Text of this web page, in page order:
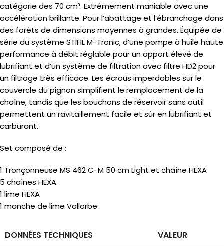
catégorie des 70 cm³. Extrêmement maniable avec une
accélération brillante. Pour l’abattage et l’ébranchage dans
des forêts de dimensions moyennes à grandes. Équipée de
série du système STIHL M-Tronic, d’une pompe à huile haute
performance à débit réglable pour un apport élevé de
lubrifiant et d’un système de filtration avec filtre HD2 pour
un filtrage très efficace. Les écrous imperdables sur le
couvercle du pignon simplifient le remplacement de la
chaîne, tandis que les bouchons de réservoir sans outil
permettent un ravitaillement facile et sûr en lubrifiant et
carburant.
Set composé de :
1 Tronçonneuse MS 462 C-M 50 cm Light et chaîne HEXA
5 chaînes HEXA
1 lime HEXA
1 manche de lime Vallorbe
DONNÉES TECHNIQUES VALEUR